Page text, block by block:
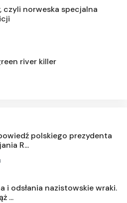
czyli norweska specjalna
river killer
polskiego prezydenta
R...
i odsłania nazistowskie wraki.
...